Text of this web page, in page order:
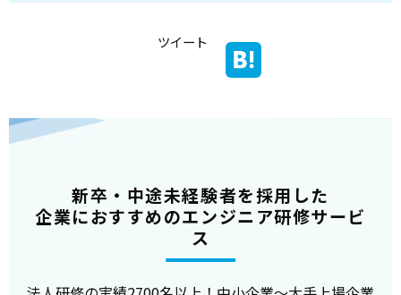
ツイート
新卒・中途未経験者を採用した
企業におすすめのエンジニア研修サービ
ス